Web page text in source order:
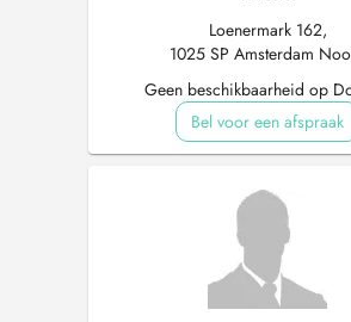
Loenermark 162,
1025 SP Amsterdam
Geen beschikbaarheid op
Bel voor een afspraak